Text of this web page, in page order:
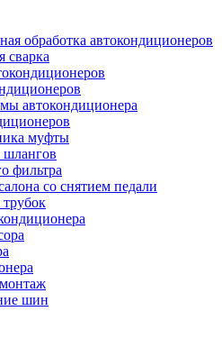
обработка автокондиционеров
сварка
автокондиционера
муфты
шлангов
фильтра
со снятием педали
шин